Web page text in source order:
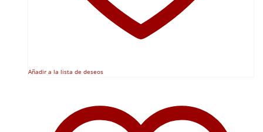
Añadir a la lista de deseos